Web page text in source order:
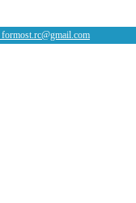
formost.rc@gmail.com